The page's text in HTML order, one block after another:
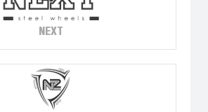
NEXT